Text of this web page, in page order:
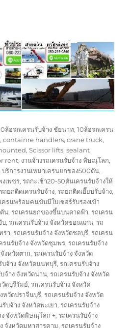
ล้อรถเครนรับจ้าง ชัยนาท,10ล้อรถเครน
,containre handlers,crane truck,
,Scissor lifts,sealant
rent, งานจ้างรถเครนรับจ้าง พิษณุโลก,
,บริการงานเหมาเครนยกของ500ตัน,
งเพชร,รถกะเช้า20-50ตันเครนรับจ้างให้
รถยกติดเครนรับจ้าง,รถยกติดเฮี๊ยบรับจ้าง,
ครนพร้อมคนขับมีใบเซอร์รับรองเข้า
น,รถเครนยกของขึ้นบนดาดฟ้า,รถเครน
บ,รถเครนรับจ้าง จังหวัดขอนแก่น,รถ
รา,รถเครนรับจ้าง จังหวัดชลบุรี,รถเครน
รนรับจ้าง จังหวัดชุมพร,รถเครนรับจ้าง
งหวัดตาก,รถเครนรับจ้าง จังหวัด
บจ้าง จังหวัดนนทบุรี,รถเครนรับจ้าง
จ้าง จังหวัดน่าน,รถเครนรับจ้าง จังหวัด
วัดบุรีรัมย์,รถเครนรับจ้าง จังหวัด
หวัดปราจีนบุรี,รถเครนรับจ้าง จังหวัด
รับจ้าง จังหวัดพะเยา,รถเครนรับจ้าง
ง จังหวัดพิษณุโลก +,รถเครนรับจ้าง
จังหวัดมหาสารคาม,รถเครนรับจ้าง